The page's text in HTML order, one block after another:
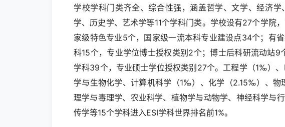
学校学科门类齐全、综合性强，涵盖哲学、文学、经济
学、历史学、艺术学等11个学科门类。学校设有27个学院
家级特色专业5个，国家级一流本科专业建设点34个；有
科15个，专业学位博士授权类别2个；博士后科研流动站9
学科39个，专业硕士学位授权类别27个。工程学（1‰）
学与生物化学、计算机科学（1‰）、化学（2.15‰）、物
理学与毒理学、农业科学、植物学与动物学、神经科学与
传学等15个学科进入ESI学科世界排名前1%。